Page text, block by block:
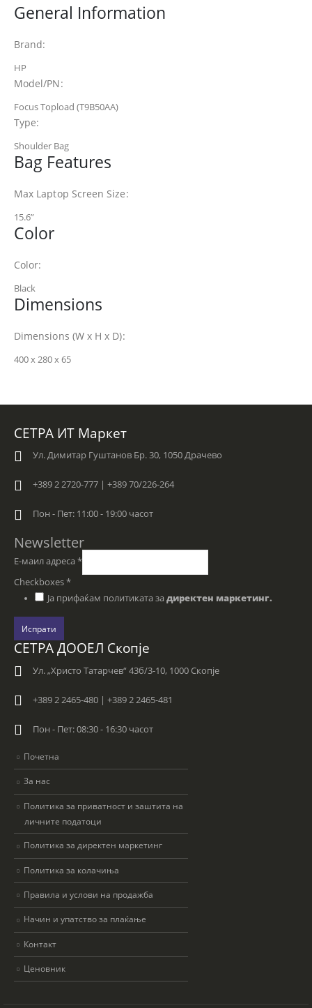
General Information
Brand:
HP
Model/PN:
Focus Topload (T9B50AA)
Type:
Shoulder Bag
Bag Features
Max Laptop Screen Size:
15.6”
Color
Color:
Black
Dimensions
Dimensions (W x H x D):
400 x 280 x 65
СЕТРА ИТ Маркет
Ул. Димитар Гуштанов Бр. 30, 1050 Драчево
+389 2 2720-777 | +389 70/226-264
Пон - Пет: 11:00 - 19:00 часот
Newsletter
Е-маил адреса *
Checkboxes*
Ја прифаќам политиката за директен маркетинг.
Испрати
СЕТРА ДООЕЛ Скопје
Ул. „Христо Татарчев“ 43б/3-10, 1000 Скопје
+389 2 2465-480 | +389 2 2465-481
Пон - Пет: 08:30 - 16:30 часот
Почетна
За нас
Политика за приватност и заштита на
личните податоци
Политика за директен маркетинг
Политика за колачиња
Правила и услови на продажба
Начин и упатство за плаќање
Контакт
Ценовник